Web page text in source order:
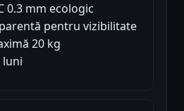
0.3 mm ecologic
pentru vizibilitate
20 kg
luni